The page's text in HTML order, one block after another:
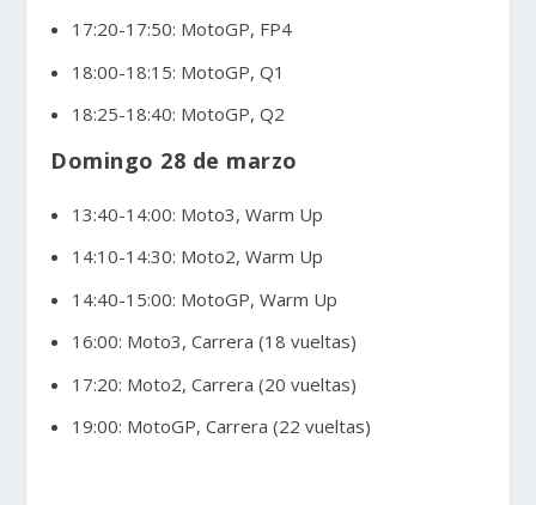
17:20-17:50: MotoGP, FP4
18:00-18:15: MotoGP, Q1
18:25-18:40: MotoGP, Q2
Domingo 28 de marzo
13:40-14:00: Moto3, Warm Up
14:10-14:30: Moto2, Warm Up
14:40-15:00: MotoGP, Warm Up
16:00: Moto3, Carrera (18 vueltas)
17:20: Moto2, Carrera (20 vueltas)
19:00: MotoGP, Carrera (22 vueltas)